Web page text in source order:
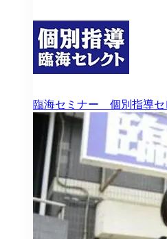
臨海セミナー 個別指導セ